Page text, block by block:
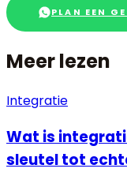
PLAN EEN
Meer lezen
Integratie
Wat is
sleutel tot